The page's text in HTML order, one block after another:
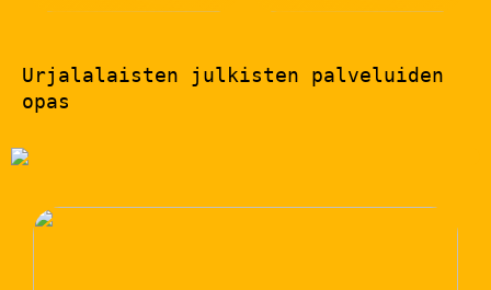
Urjalalaisten julkisten palveluiden
opas